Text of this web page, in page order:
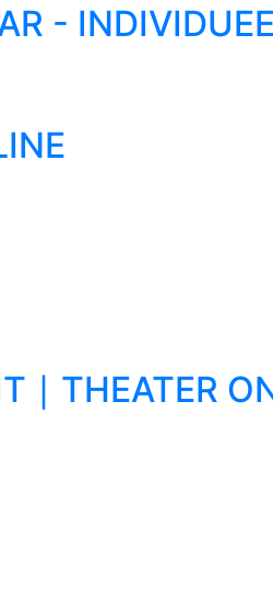
-
∣ THEATER